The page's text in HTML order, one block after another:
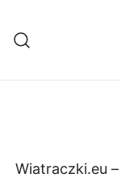
content
Wiatraczki.eu